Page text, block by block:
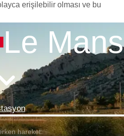
erişilebilir olması ve bu
Le Mans
hareket: